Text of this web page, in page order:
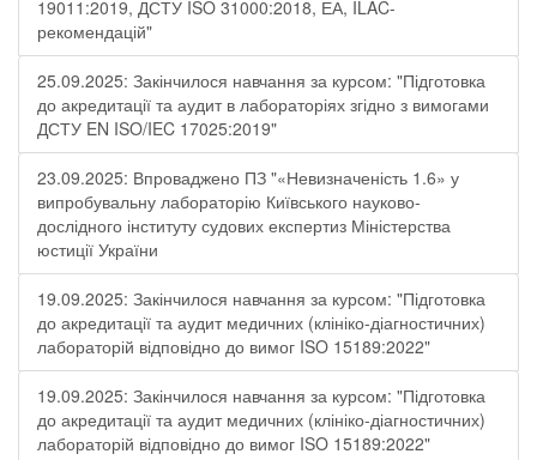
19011:2019, ДСТУ ISO 31000:2018, ЕА, ILAC-
рекомендацій"
25.09.2025: Закінчилося навчання за курсом: "Підготовка
до акредитації та аудит в лабораторіях згідно з вимогами
ДСТУ EN ISO/IEC 17025:2019"
23.09.2025: Впроваджено ПЗ "«Невизначеність 1.6» у
випробувальну лабораторію Київського науково-
дослідного інституту судових експертиз Міністерства
юстиції України
19.09.2025: Закінчилося навчання за курсом: "Підготовка
до акредитації та аудит медичних (клініко-діагностичних)
лабораторій відповідно до вимог ISO 15189:2022"
19.09.2025: Закінчилося навчання за курсом: "Підготовка
до акредитації та аудит медичних (клініко-діагностичних)
лабораторій відповідно до вимог ISO 15189:2022"